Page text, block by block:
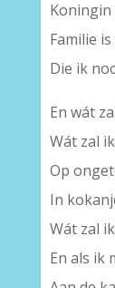
Koningin
Familie
Die ik
En wát
Wát zal
Op
In
Wát zal
En als ik